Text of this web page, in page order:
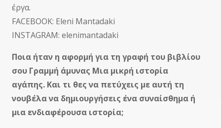
έργα.
FACEBOOK: Eleni Mantadaki
INSTAGRAM: elenimantadaki
Ποια ήταν η αφορμή για τη γραφή του βιβλίου
σου Γραμμή άμυνας Μια μικρή ιστορία
αγάπης. Και τι θες να πετύχεις με αυτή τη
νουβέλα να δημιουργήσεις ένα συναίσθημα ή
μια ενδιαφέρουσα ιστορία;